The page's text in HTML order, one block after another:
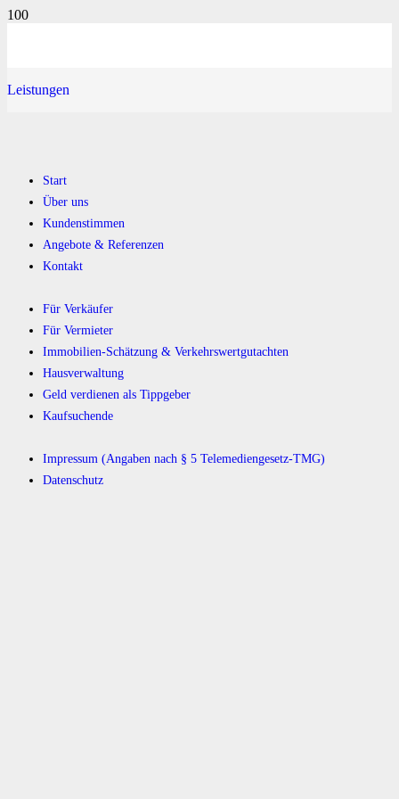
Leistungen
Start
Über uns
Kundenstimmen
Angebote & Referenzen
Kontakt
Für Verkäufer
Für Vermieter
Immobilien-Schätzung & Verkehrswertgutachten
Hausverwaltung
Geld verdienen als Tippgeber
Kaufsuchende
Impressum (Angaben nach § 5 Telemediengesetz-TMG)
Datenschutz